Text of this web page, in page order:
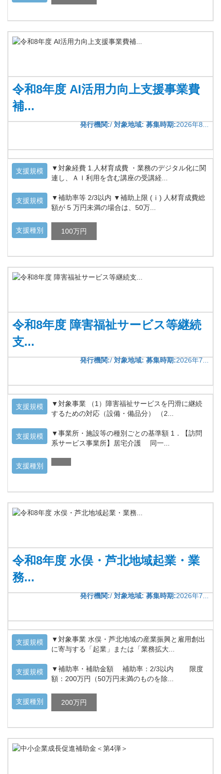
令和8年度 AI活用力向上支援事業費
補...
発行機関:/対象地域: 募集時期:2026年8...
支援規模
▼対象経費 1.人材育成費 ・業務のデジタル化に関
連し、ＡＩ利用を含む講座の受講経...
支援規模
▼補助率等 2/3以内 ▼補助上限 (ⅰ) 人材育成費総
額が 5 万円未満の場合は、50万...
支援種別 100万円
令和8年度 障害福祉サービス等継続
支...
発行機関:/対象地域: 募集時期:2026年7...
支援規模
▼対象事業 （1）障害福祉サービスを円滑に継続
するための対応（設備・備品分） （2...
支援規模
▼事業所・施設等の種別ごとの基準額 1．【訪問
系サービス事業所】居宅介護 同一...
支援種別
令和8年度 水俣・芦北地域起業・業
務...
発行機関:/対象地域: 募集時期:2026年7...
支援規模
▼対象事業 水俣・芦北地域の産業振興と雇用創出
に寄与する「起業」または「業務拡大...
支援規模
▼補助率・補助金額 補助率：2/3以内 限度
額：200万円（50万円未満のものを除...
支援種別 200万円